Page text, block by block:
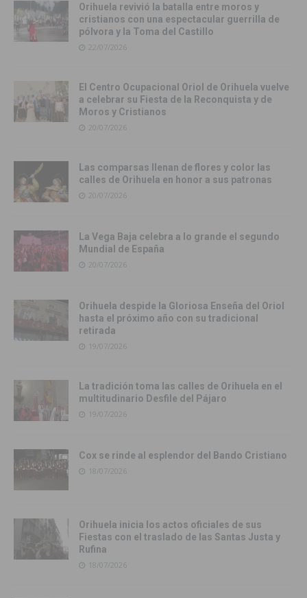
Orihuela revivió la batalla entre moros y
cristianos con una espectacular guerrilla de
pólvora y la Toma del Castillo
22/07/2026
El Centro Ocupacional Oriol de Orihuela vuelve
a celebrar su Fiesta de la Reconquista y de
Moros y Cristianos
20/07/2026
Las comparsas llenan de flores y color las
calles de Orihuela en honor a sus patronas
20/07/2026
La Vega Baja celebra a lo grande el segundo
Mundial de España
20/07/2026
Orihuela despide la Gloriosa Enseña del Oriol
hasta el próximo año con su tradicional
retirada
19/07/2026
La tradición toma las calles de Orihuela en el
multitudinario Desfile del Pájaro
19/07/2026
Cox se rinde al esplendor del Bando Cristiano
18/07/2026
Orihuela inicia los actos oficiales de sus
Fiestas con el traslado de las Santas Justa y
Rufina
18/07/2026